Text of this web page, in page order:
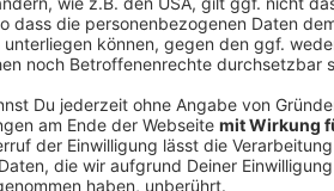
zumindest für den Krankheitsfall
Reiserücktrittsversicherung tun.
Versicherungsbedingungen besser
abgedeckt ist. Das gilt auch für
Anzeige